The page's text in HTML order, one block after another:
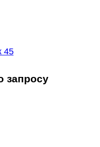
45
запросу